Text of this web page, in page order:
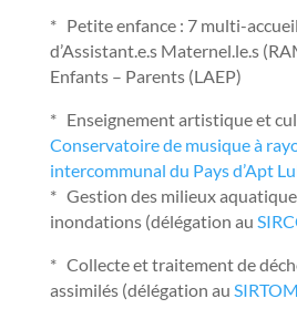
* Petite enfance : 7 multi-
d’Assistant.e.s Maternel.le.s
Enfants – Parents (LAEP)
* Enseignement artistique et
Conservatoire de musique à
intercommunal du Pays d’Apt
* Gestion des milieux
inondations (délégation au
* Collecte et traitement de
assimilés (délégation au